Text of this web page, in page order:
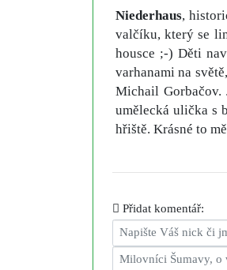
Niederhaus,
valčíku, který se
housce ;-) Děti
varhanami na
Michail Gorbačov.
umělecká ulička s
hřiště. Krásné to
Přidat komentář: